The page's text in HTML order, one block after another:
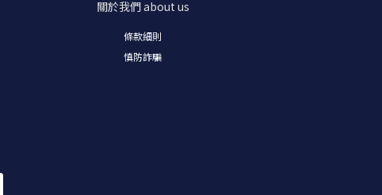
關於我們about us
條款細則
慎防詐騙